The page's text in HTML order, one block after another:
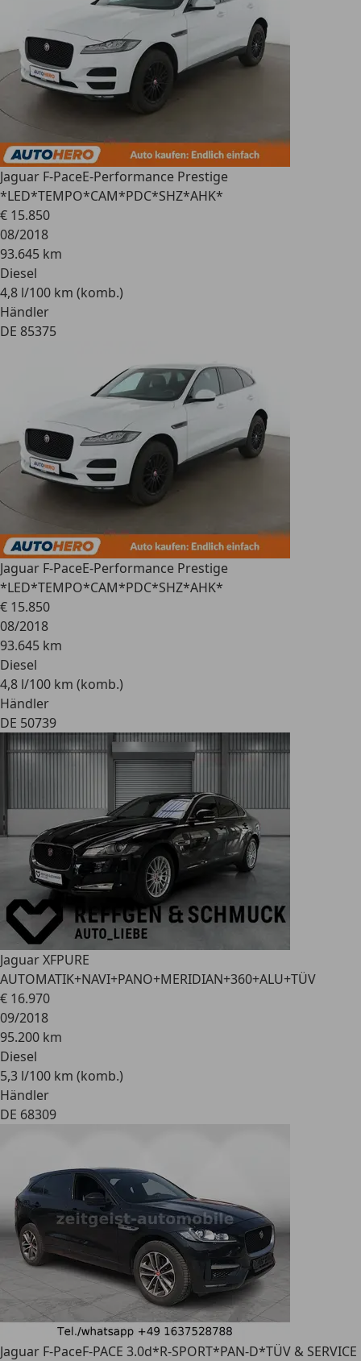
Jaguar F-PaceE-Performance Prestige
*LED*TEMPO*CAM*PDC*SHZ*AHK*
€ 15.850
08/2018
93.645 km
Diesel
4,8 l/100 km (komb.)
Händler
DE 85375
Jaguar F-PaceE-Performance Prestige
*LED*TEMPO*CAM*PDC*SHZ*AHK*
€ 15.850
08/2018
93.645 km
Diesel
4,8 l/100 km (komb.)
Händler
DE 50739
Jaguar XFPURE
AUTOMATIK+NAVI+PANO+MERIDIAN+360+ALU+TÜV
€ 16.970
09/2018
95.200 km
Diesel
5,3 l/100 km (komb.)
Händler
DE 68309
Jaguar F-PaceF-PACE 3.0d*R-SPORT*PAN-D*TÜV & SERVICE